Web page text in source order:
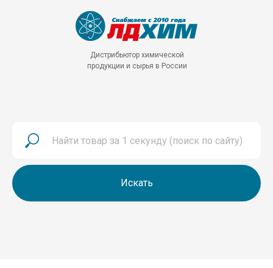
Дистрибьютор химической
продукции и сырья в России
Искать